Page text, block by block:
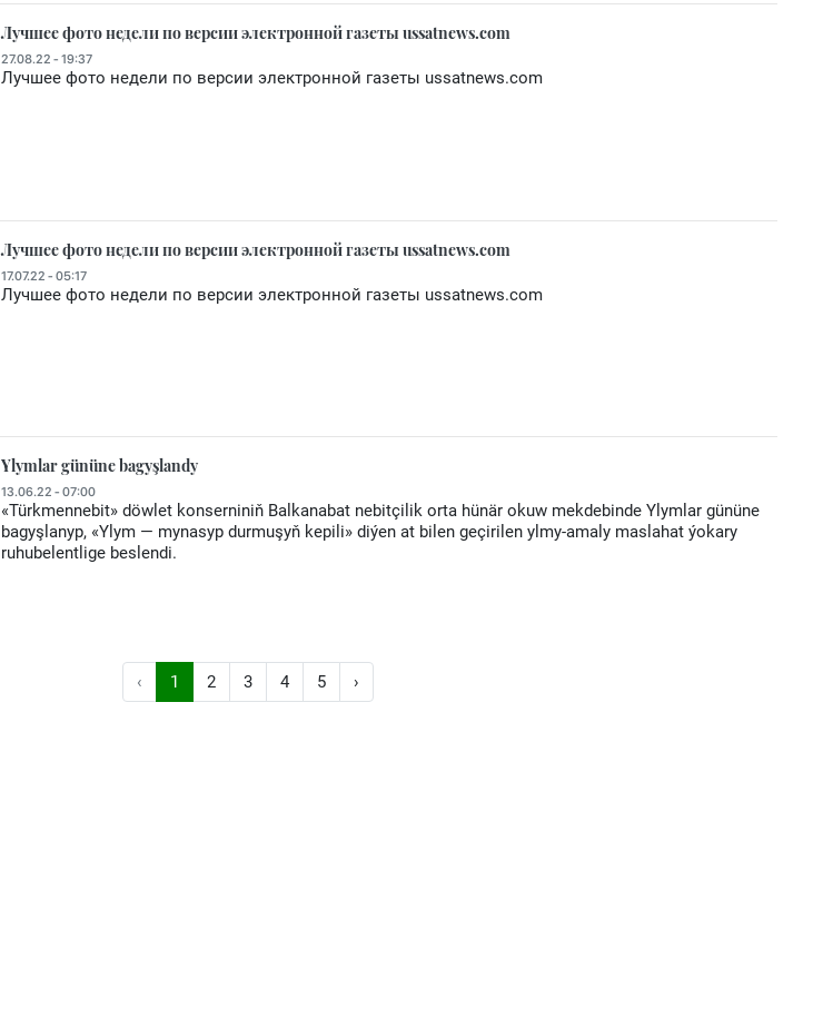
Лучшее фото недели по версии электронной газеты ussatnews.com
27.08.22 - 19:37
Лучшее фото недели по версии электронной газеты ussatnews.com
Лучшее фото недели по версии электронной газеты ussatnews.com
17.07.22 - 05:17
Лучшее фото недели по версии электронной газеты ussatnews.com
Ylymlar gününe bagyşlandy
13.06.22 - 07:00
«Türkmennebit» döwlet konserniniň Balkanabat nebitçilik orta hünär okuw mekdebinde Ylymlar gününe
bagyşlanyp, «Ylym — mynasyp durmuşyň kepili» diýen at bilen geçirilen ylmy-amaly maslahat ýokary
ruhubelentlige beslendi.
‹ 1 2 3 4 5 ›